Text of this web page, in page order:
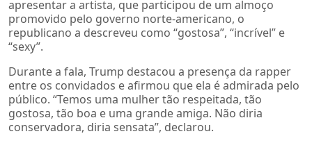
apresentar a artista, que participou de um almoço
promovido pelo governo norte-americano, o
republicano a descreveu como “gostosa”, “incrível” e
“sexy”.
Durante a fala, Trump destacou a presença da rapper
entre os convidados e afirmou que ela é admirada pelo
público. “Temos uma mulher tão respeitada, tão
gostosa, tão boa e uma grande amiga. Não diria
conservadora, diria sensata”, declarou.